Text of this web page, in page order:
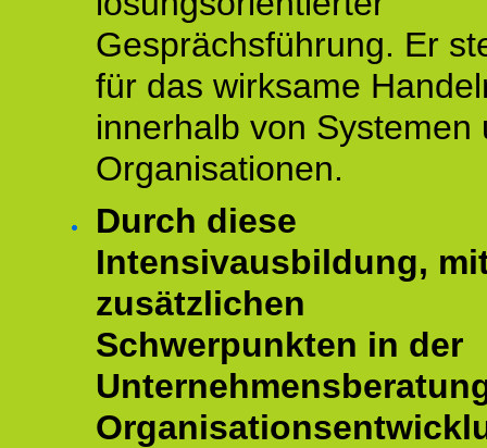
Gesprächsführung. Er
für das wirksame
innerhalb von Systemen
Organisationen.
Durch diese
Intensivausbildung,
zusätzlichen
Schwerpunkten in der